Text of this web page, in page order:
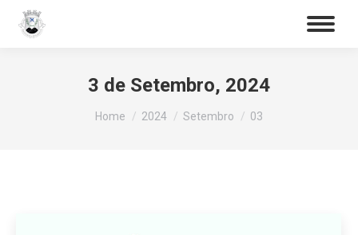
3 de Setembro, 2024
You are here:
Home 2024 Setembro 03